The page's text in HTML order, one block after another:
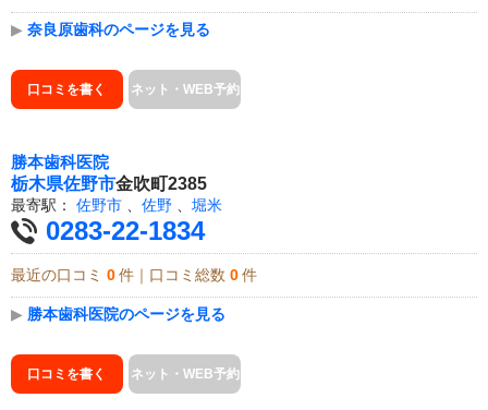
▶ 奈良原歯科のページを見る
口コミを書く ネット・WEB予約
勝本歯科医院
栃木県佐野市金吹町2385
最寄駅： 佐野市 佐野 堀米
0283-22-1834
最近の口コミ 0 件｜口コミ総数 0 件
▶ 勝本歯科医院のページを見る
口コミを書く ネット・WEB予約